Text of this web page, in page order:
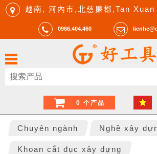
越南, 河內市,北慈廉郡,Tan
0966.404.460
0 个产品
Chuyên ngành Nghề xây
Khoan cắt đục xây dựng